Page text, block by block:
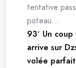
tentative
poteau…
93′ Un
arrive sur
volée